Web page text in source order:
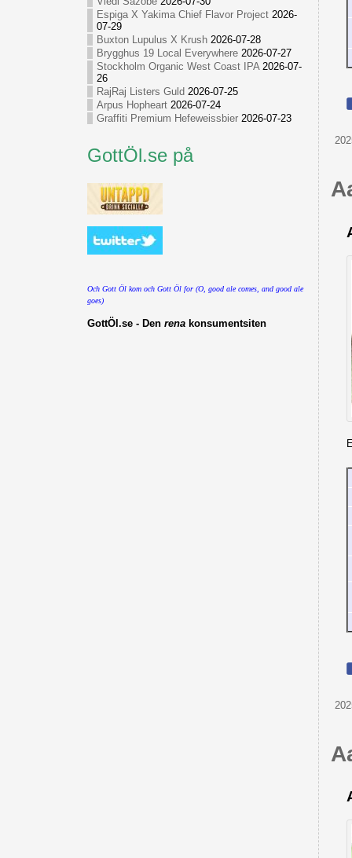
Espiga X Yakima Chief Flavor Project 2026-
07-29
Buxton Lupulus X Krush 2026-07-28
Brygghus 19 Local Everywhere 2026-07-27
Stockholm Organic West Coast IPA 2026-07-
26
RajRaj Listers Guld 2026-07-25
Arpus Hopheart 2026-07-24
Graffiti Premium Hefeweissbier 2026-07-23
GottÖl.se på
Och Gott Öl kom och Gott Öl for (O, good ale comes, and good ale
goes)
GottÖl.se - Den rena konsumentsiten